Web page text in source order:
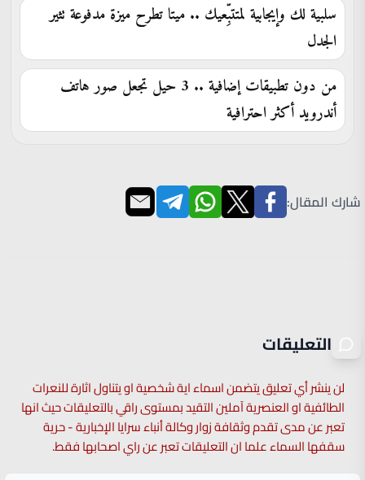
سلبية لك وإيجابية لمتتبِّعيك .. ميتا تطرح ميزة مدفوعة تثير
الجدل
من دون تطبيقات إضافية .. 3 حيل تجعل صور هاتف
أندرويد أكثر احترافية
شارك المقال:
التعليقات
لن ينشر أي تعليق يتضمن اسماء اية شخصية او يتناول اثارة للنعرات
الطائفية او العنصرية آملين التقيد بمستوى راقي بالتعليقات حيث انها
تعبر عن مدى تقدم وثقافة زوار وكالة أنباء سرايا الإخبارية - حرية
سقفها السماء علما ان التعليقات تعبر عن راي اصحابها فقط.